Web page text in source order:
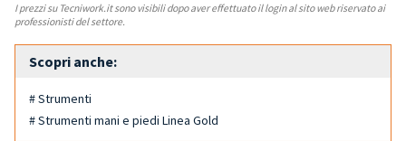
I prezzi su Tecniwork.it sono visibili dopo aver effettuato il login al sito web riservato ai
professionisti del settore.
Scopri anche:
# Strumenti
# Strumenti mani e piedi Linea Gold